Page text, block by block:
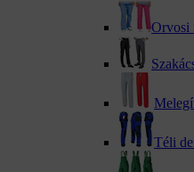
Orvosi
Téli